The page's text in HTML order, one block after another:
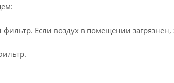
Если воздух в помещении загрязнен,